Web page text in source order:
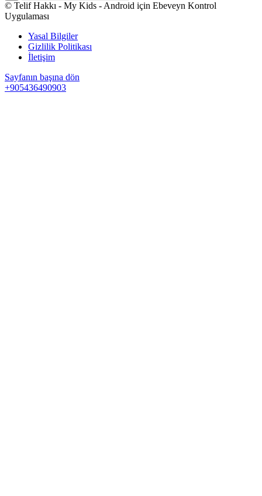
© Telif Hakkı - My Kids - Android için Ebeveyn Kontrol
Uygulaması
Yasal Bilgiler
Gizlilik Politikası
İletişim
Sayfanın başına dön
+905436490903